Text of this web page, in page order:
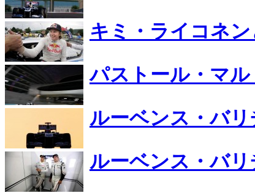
キミ・ライコネ
パストール・マル
ルーベンス・バ
ルーベンス・バ